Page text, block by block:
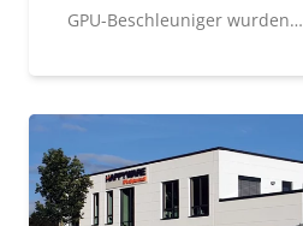
GPU-Beschleuniger wurden…